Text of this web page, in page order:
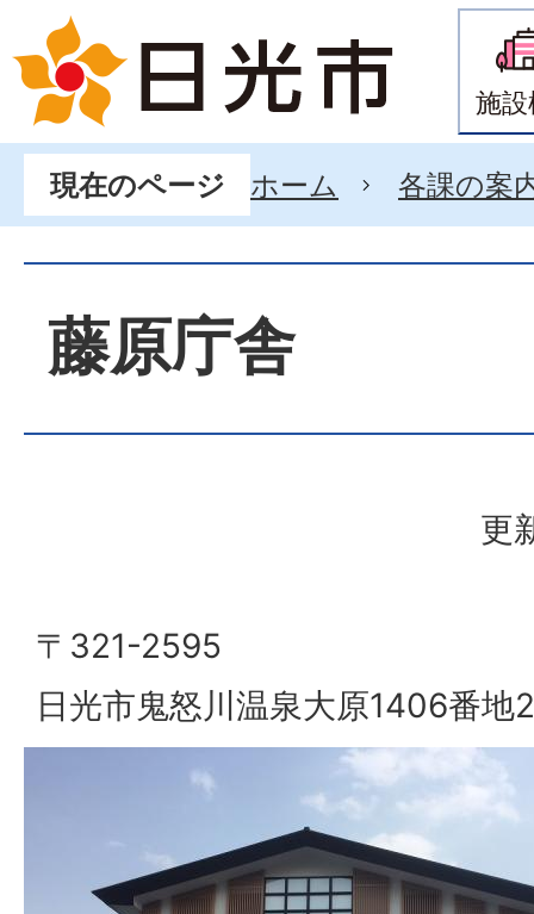
施
現在のページ ホーム 各課の案
藤原庁舎
更
〒321-2595
日光市鬼怒川温泉大原1406番地2